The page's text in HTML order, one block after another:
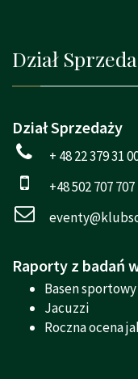
Dział
Dział Sprzedaży
+ 48 22 379 31
+48 502 707 707
Raporty z badań
Basen sportowy
Jacuzzi
Roczna ocena